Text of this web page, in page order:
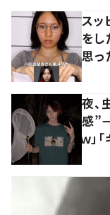
スッ
を
思っ
夜、
感
ｗ」